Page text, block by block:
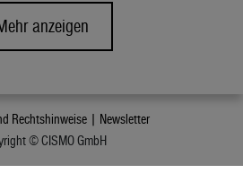
anzeigen
Rechtshinweise | Newsletter
© CISMO GmbH